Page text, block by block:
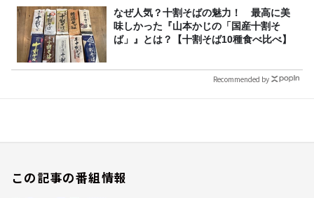
なぜ人気？十割そばの魅力！ 最高に美
味しかった『山本かじの「国産十割そ
ば」』とは？【十割そば10種食べ比べ】
Recommended by
この記事の番組情報